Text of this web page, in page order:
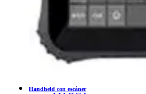
Handheld con escáner